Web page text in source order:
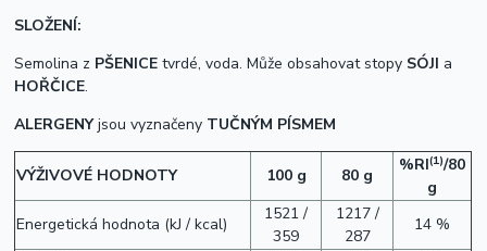
SLOŽENÍ:
Semolina z PŠENICE tvrdé, voda. Může obsahovat stopy SÓJI a
HOŘČICE.
ALERGENYjsou vyznačeny TUČNÝM PÍSMEM
VÝŽIVOVÉ HODNOTY 100 g 80 g
%RI(1)/80
g
Energetická hodnota (kJ / kcal)
1521 /
359
1217 /
287
14 %